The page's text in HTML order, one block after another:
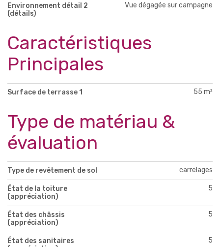
Environnement détail 2
(détails)
Vue dégagée sur campagne
Caractéristiques
Principales
Surface de terrasse 1 55 m²
Type de matériau &
évaluation
Type de revêtement de sol carrelages
État de la toiture
(appréciation)
5
État des châssis
(appréciation)
5
État des sanitaires
5